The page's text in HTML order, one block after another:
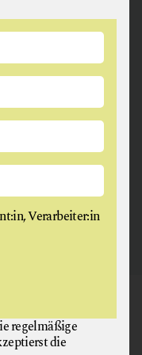
Verarbeiter:in
regelmäßige
die